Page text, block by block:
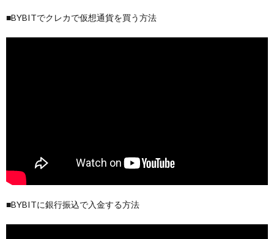
■BYBITでクレカで仮想通貨を買う方法
■BYBITに銀行振込で入金する方法